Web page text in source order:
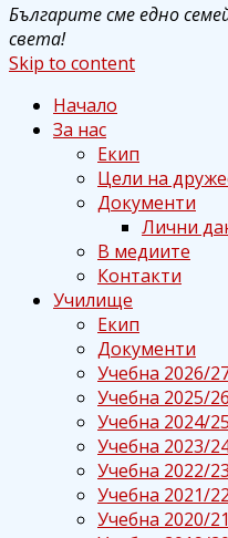
Българите сме едно
света!
Skip to content
Начало
За нас
Екип
Цели на
Документи
Лични
В медиите
Контакти
Училище
Екип
Документи
Учебна 2026/
Учебна 2025/
Учебна 2024/
Учебна 2023/
Учебна 2022/
Учебна 2021/
Учебна 2020/